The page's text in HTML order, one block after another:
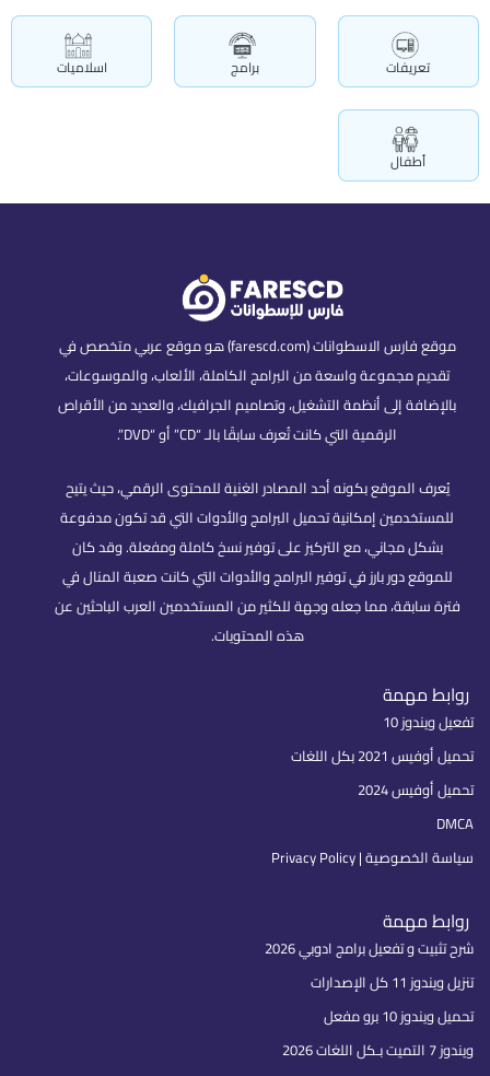
تعريفات برامج اسلاميات
أطفال
موقع فارس الاسطوانات (farescd.com) هو موقع عربي متخصص في
تقديم مجموعة واسعة من البرامج الكاملة، الألعاب، والموسوعات،
بالإضافة إلى أنظمة التشغيل، وتصاميم الجرافيك، والعديد من الأقراص
الرقمية التي كانت تُعرف سابقًا بالـ “CD” أو “DVD”.
يُعرف الموقع بكونه أحد المصادر الغنية للمحتوى الرقمي، حيث يتيح
للمستخدمين إمكانية تحميل البرامج والأدوات التي قد تكون مدفوعة
بشكل مجاني، مع التركيز على توفير نسخ كاملة ومفعلة. وقد كان
للموقع دور بارز في توفير البرامج والأدوات التي كانت صعبة المنال في
فترة سابقة، مما جعله وجهة للكثير من المستخدمين العرب الباحثين عن
هذه المحتويات.
روابط مهمة
تفعيل ويندوز 10
تحميل أوفيس 2021 بكل اللغات
تحميل أوفيس 2024
DMCA
سياسة الخصوصية | Privacy Policy
روابط مهمة
شرح تثبيت و تفعيل برامج ادوبي 2026
تنزيل ويندوز 11 كل الإصدارات
تحميل ويندوز 10 برو مفعل
ويندوز 7 التميت بـكل اللغات 2026